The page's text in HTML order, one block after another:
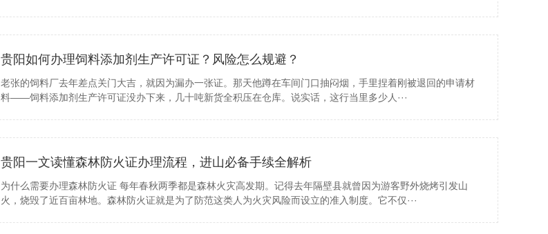
贵阳如何办理饲料添加剂生产许可证？风险怎么规避？
老张的饲料厂去年差点关门大吉，就因为漏办一张证。那天他蹲在车间门口抽闷烟，手里捏着刚被退回的申请材
料——饲料添加剂生产许可证没办下来，几十吨新货全积压在仓库。说实话，这行当里多少人···
贵阳一文读懂森林防火证办理流程，进山必备手续全解析
为什么需要办理森林防火证 每年春秋两季都是森林火灾高发期。记得去年隔壁县就曾因为游客野外烧烤引发山
火，烧毁了近百亩林地。森林防火证就是为了防范这类人为火灾风险而设立的准入制度。它不仅···